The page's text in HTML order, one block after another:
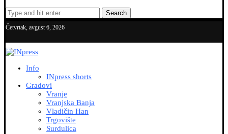
Search
Četvrtak, avgust 6, 2026
Info
INpress shorts
Gradovi
Vranje
Vranjska Banja
Vladičin Han
Trgovište
Surdulica